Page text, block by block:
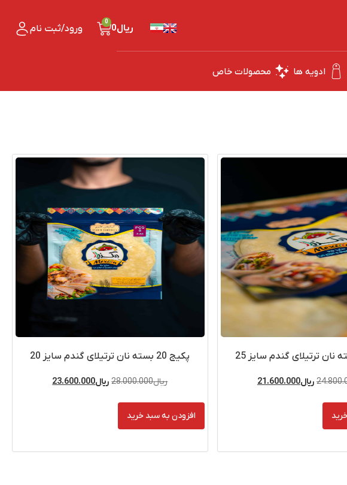
ریال0
0
ورود/ثبت نام
ادویه ها محصولات خاص
ریال21.600.000
پکیج 20 بسته نان ترتیلای گندم سایز 20
ریال28.000.000 ریال23.600.000
افزودن به سبد خرید